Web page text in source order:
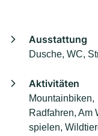
Ausstattung
Dusche, WC,
Aktivitäten
Mountainbiken,
Radfahren, Am
spielen,